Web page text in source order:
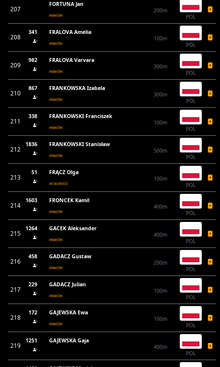
207
FORTUNA Jan
KRAKÓW
200m
POL
208
341 FRALOVA Amelia
KRAKÓW
100m
POL
209
982 FRALOVA Varvara
KRAKÓW
300m
POL
210
867 FRANKOWSKA Izabela
KRAKÓW
300m
POL
211
338 FRANKOWSKI Franciszek
KRAKÓW
100m
POL
212
1836 FRANKOWSKI Stanisław
KRAKÓW
500m
POL
213
51 FRĄCZ Olga
WOKOWICE
100m
POL
214
1603 FRONCEK Kamil
KRAKÓW
400m
POL
215
1264 GACEK Aleksander
KRAKÓW
400m
POL
216
458 GADACZ Gustaw
KRAKÓW
200m
POL
217
229 GADACZ Julian
KRAKÓW
100m
POL
218
172 GAJEWSKA Ewa
KRAKÓW
100m
POL
219
1251
GAJEWSKA Gaja
400m
POL